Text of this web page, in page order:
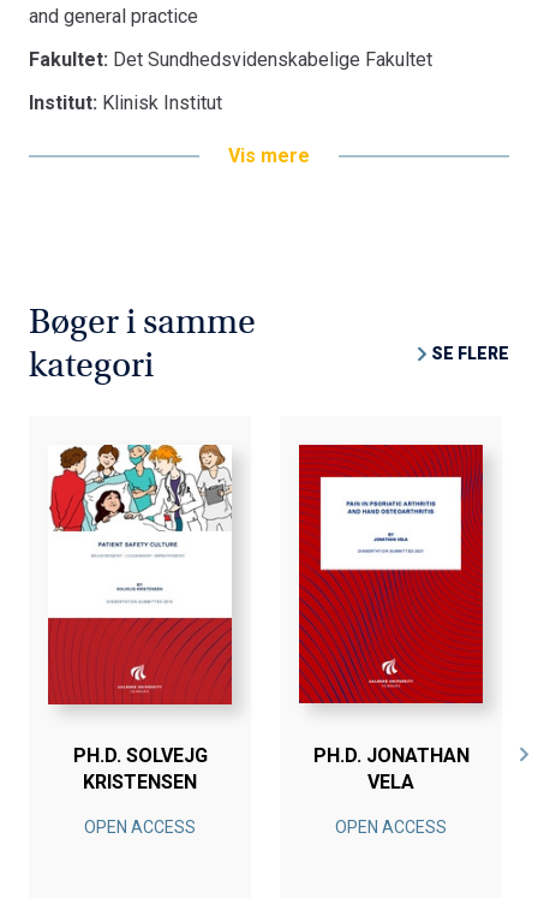
and general practice
Fakultet: Det Sundhedsvidenskabelige Fakultet
Institut: Klinisk Institut
Vis mere
Bøger i samme
kategori
SE FLERE
PH.D. SOLVEJG
KRISTENSEN
OPEN ACCESS
PH.D. JONATHAN
VELA
OPEN ACCESS